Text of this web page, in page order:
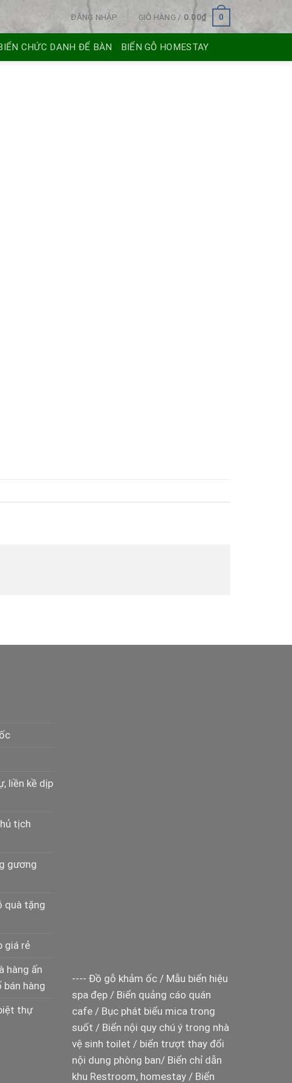
ĐĂNG NHẬP GIỎ HÀNG / 0.00₫ 0
CHỨC DANH ĐỂ BÀN BIỂN GỖ HOMESTAY
liền kề dịp
tịch
gương
quà tặng
giá rẻ
hàng ấn
hàng
thự
---- Đồ gỗ khảm ốc/ Mẫu biển hiệu
spa đẹp/ Biển quảng cáo quán
cafe/ Bục phát biểu mica trong
suốt / Biển nội quy chú ý trong nhà
vệ sinh toilet / biển trượt thay đổi
nội dung phòng ban/ Biển chỉ dẫn
khu Restroom, homestay/ Biển